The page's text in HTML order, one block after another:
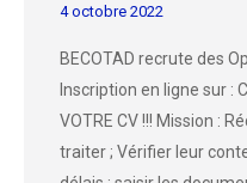
4 octobre 2022
BECOTAD recrute des
Inscription en ligne sur :
VOTRE CV !!! Mission :
traiter ; Vérifier leur